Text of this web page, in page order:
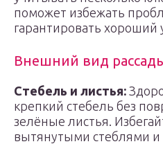
поможет избежать
гарантировать хороший
Внешний вид
Стебель и листья:
крепкий стебель без
зелёные листья.
вытянутыми стеблями